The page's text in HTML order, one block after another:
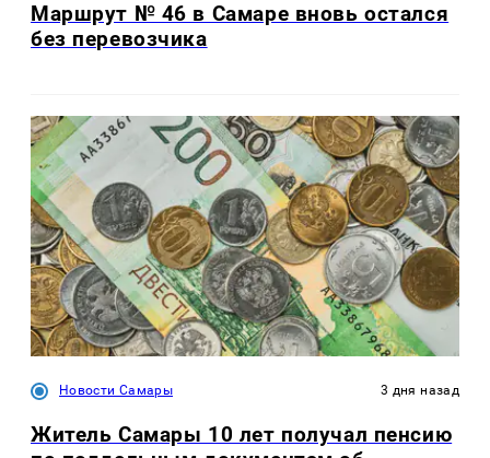
Маршрут № 46 в Самаре вновь остался
без перевозчика
Новости Самары 3 дня назад
Житель Самары 10 лет получал пенсию